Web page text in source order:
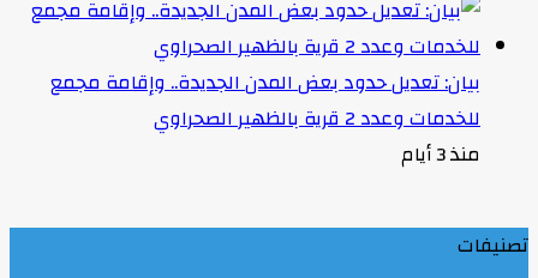
بيان: تعديل حدود بعض المدن الجديدة.. وإقامة مجمع
للخدمات وعدد 2 قرية بالظهير الصحراوي
منذ 3 أيام
تصنيفات